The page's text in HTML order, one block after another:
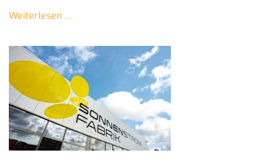
Weiterlesen …